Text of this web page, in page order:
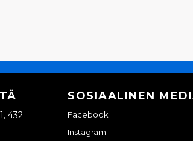
432
SOSIAALINEN
Facebook
Instagram